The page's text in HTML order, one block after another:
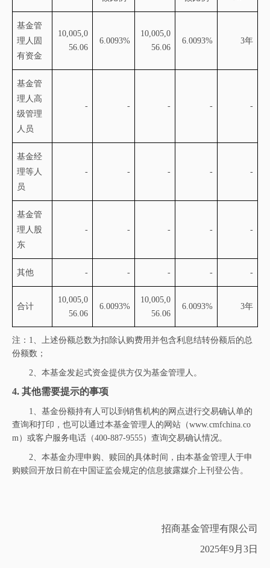
基金管
理人固
有资金
10,005,0
56.06
6.0093%
10,005,0
56.06
6.0093% 3年
基金管
理人高
级管理
人员
- - - - -
基金经
理等人
员
- - - - -
基金管
理人股
东
- - - - -
其他 - - - - -
合计
10,005,0
56.06
6.0093%
10,005,0
56.06
6.0093% 3年
注： 1、上述份额总数为扣除认购费用并包含利息结转份额后的总
份额数；
2、本基金发起式资金提供方仅为基金管理人。
4. 其他需要提示的事项
1、基金份额持有人可以到销售机构的网点进行交易确认单的
查询和打印，也可以通过本基金管理人的网站（www.cmfchina.co
m）或客户服务电话（400-887-9555）查询交易确认情况。
2、本基金办理申购、赎回的具体时间，由本基金管理人于申
购赎回开放日前在中国证监会规定的信息披露媒介上刊登公告。
招商基金管理有限公司
2025年9月 3日